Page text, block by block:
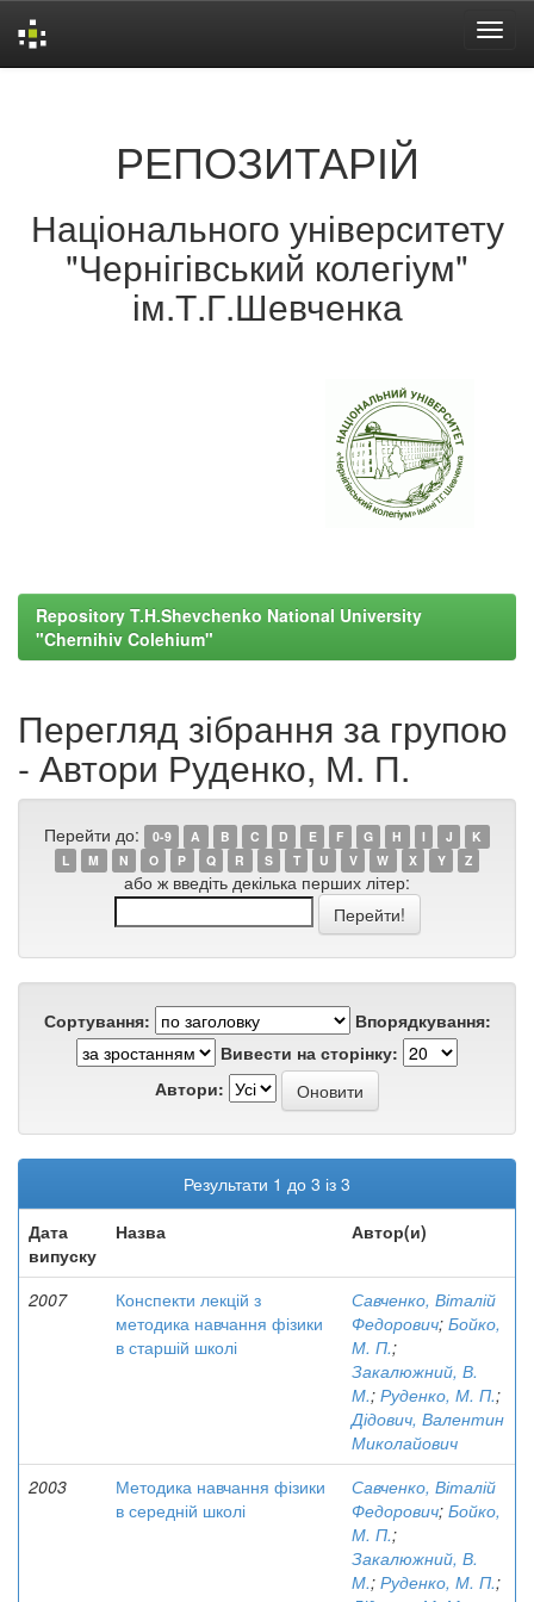
РЕПОЗИТАРІЙ
Національного університету
"Чернігівський колегіум"
ім.Т.Г.Шевченка
Repository T.H.Shevchenko National University
"Chernihiv Colehium"
Перегляд зібрання за групою
- Автори Руденко, М. П.
Перейти до: 0-9 A B C D E F G H I J
K
L
M N O P Q R S T U V W X Y Z
або ж введіть декілька перших літер:
Сортування:
Впорядкування:
Вивести на сторінку:
Автори:
Результати 1 до 3 із 3
Дата
випуску
Назва Автор(и)
2007
Конспекти лекцій з
методика навчання фізики
в старшій школі
Савченко, Віталій
Федорович; Бойко,
М. П.;
Закалюжний, В.
М.; Руденко, М. П.;
Дідович, Валентин
Миколайович
2003
Методика навчання фізики
в середній школі
Савченко, Віталій
Федорович; Бойко,
М. П.;
Закалюжний, В.
М.; Руденко, М. П.;